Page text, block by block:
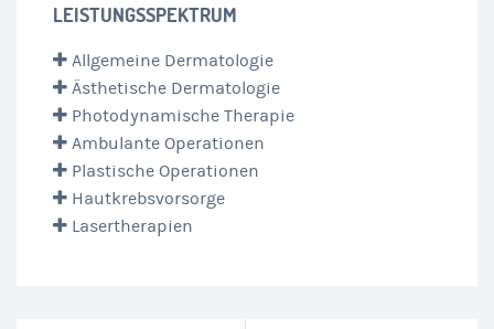
LEISTUNGSSPEKTRUM
Allgemeine Dermatologie
Ästhetische Dermatologie
Photodynamische Therapie
Ambulante Operationen
Plastische Operationen
Hautkrebsvorsorge
Lasertherapien